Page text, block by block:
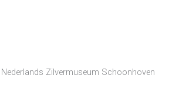
Nederlands Zilvermuseum Schoonhoven